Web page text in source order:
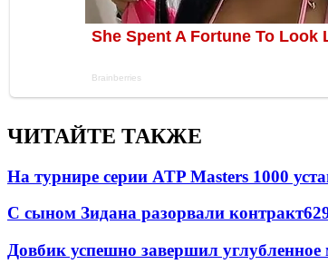
ЧИТАЙТЕ ТАКЖЕ
На турнире серии ATP Masters 1000
С сыном Зидана разорвали контракт
Довбик успешно завершил углубленное